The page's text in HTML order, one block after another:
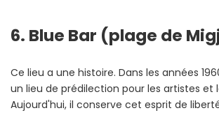
6. Blue Bar (plage de
Ce lieu a une histoire. Dans les années
un lieu de prédilection pour les artistes et
Aujourd'hui, il conserve cet esprit de